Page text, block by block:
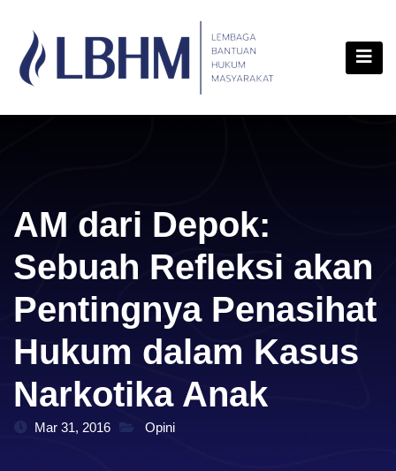
content
AM dari Depok:
Sebuah Refleksi akan
Pentingnya Penasihat
Hukum dalam Kasus
Narkotika Anak
Mar 31, 2016 Opini